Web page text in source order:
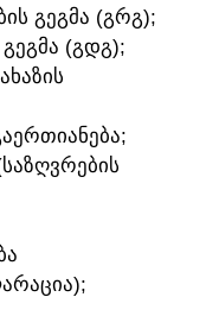
ᲒᲔᲒᲛᲐ (ᲒᲠᲒ);
(ᲒᲓᲒ);